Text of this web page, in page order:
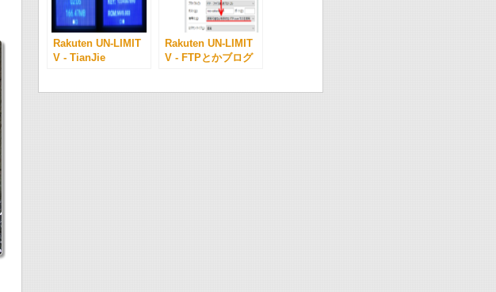
Rakuten UN-LIMIT
V - TianJie
Rakuten UN-LIMIT
V - FTPとかブログ